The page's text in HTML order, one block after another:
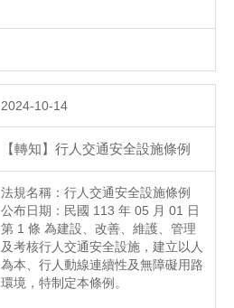
2024-10-14
【轉知】行人交通安全設施條例
法規名稱：行人交通安全設施條例
公布日期：民國 113 年 05 月 01 日
第 1 條 為建設、改善、維護、管理
及考核行人交通安全設施，建立以人
為本、行人動線連續性及無障礙用路
環境，特制定本條例。